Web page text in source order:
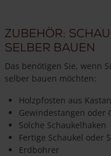
Zubehör:
selber bauen
Das benötigen Sie, wenn
selber bauen möchten:
Holzpfosten aus
Gewindestangen oder
Solche Schaukelhaken
Fertige Schaukel oder
Erdbohrer